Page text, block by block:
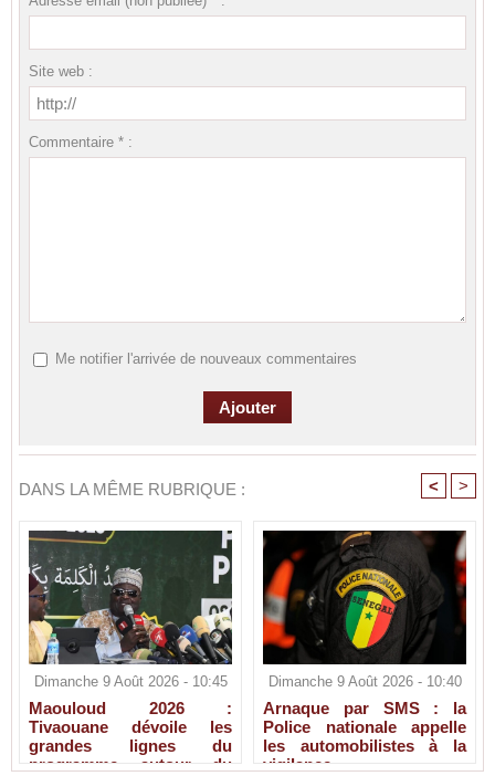
Site web :
Commentaire * :
Me notifier l'arrivée de nouveaux commentaires
DANS LA MÊME RUBRIQUE : < >
Dimanche 9 Août 2026 - 10:45
Maouloud 2026 :
Tivaouane dévoile les
grandes lignes du
programme autour du
Dimanche 9 Août 2026 - 10:40
Arnaque par SMS : la
Police nationale appelle
les automobilistes à la
vigilance